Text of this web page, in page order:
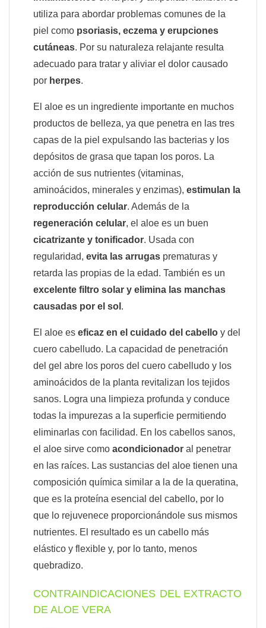
utiliza para abordar problemas comunes de la
piel como psoriasis, eczema y erupciones
cutáneas. Por su naturaleza relajante resulta
adecuado para tratar y aliviar el dolor causado
por herpes.
El aloe es un ingrediente importante en muchos
productos de belleza, ya que penetra en las tres
capas de la piel expulsando las bacterias y los
depósitos de grasa que tapan los poros. La
acción de sus nutrientes (vitaminas,
aminoácidos, minerales y enzimas), estimulan la
reproducción celular. Además de la
regeneración celular, el aloe es un buen
cicatrizante y tonificador. Usada con
regularidad, evita las arrugas prematuras y
retarda las propias de la edad. También es un
excelente filtro solar y elimina las manchas
causadas por el sol .
El aloe es eficaz en el cuidado del cabello y del
cuero cabelludo. La capacidad de penetración
del gel abre los poros del cuero cabelludo y los
aminoácidos de la planta revitalizan los tejidos
sanos. Logra una limpieza profunda y conduce
todas la impurezas a la superficie permitiendo
eliminarlas con facilidad. En los cabellos sanos,
el aloe sirve como acondicionador al penetrar
en las raíces. Las sustancias del aloe tienen una
composición química similar a la de la queratina,
que es la proteína esencial del cabello, por lo
que lo rejuvenece proporcionándole sus mismos
nutrientes. El resultado es un cabello más
elástico y flexible y, por lo tanto, menos
quebradizo.
CONTRAINDICACIONES DEL EXTRACTO
DE ALOE VERA